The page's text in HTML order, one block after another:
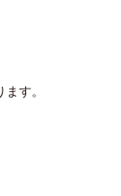
す。